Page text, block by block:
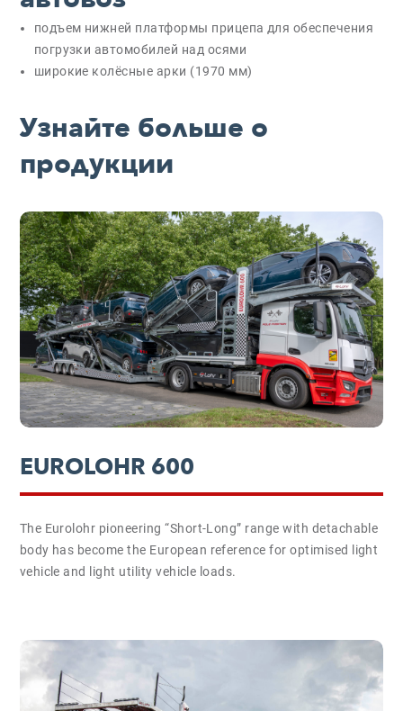
подъем нижней платформы прицепа для обеспечения
погрузки автомобилей над осями
широкие колёсные арки (1970 мм)
Узнайте больше о
продукции
EUROLOHR 600
The Eurolohr pioneering “Short-Long” range with detachable
body has become the European reference for optimised light
vehicle and light utility vehicle loads.